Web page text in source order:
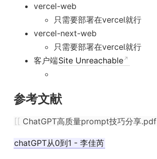
vercel-web
只需要部署在vercel就行
vercel-next-web
只需要部署在vercel就行
客户端Site Unreachable
参考文献
[[ ChatGPT高质量prompt技巧分享.pdf
chatGPT从0到1 - 李佳芮